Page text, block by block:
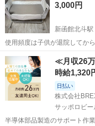
3,000円
新函館北斗駅
使用頻度は子供が退院してから２
た汚れなどもありません。 これにベットインベットを乗せて使用して
いました！ まだまだ使っていただけると思います! あくまでも中古品
ですので神経質な方はご...
北海道 北斗市 新函館北
≪月収26
時給1,320
日払い
株式会社
サッポロビー
半導体部品製造のサポート作